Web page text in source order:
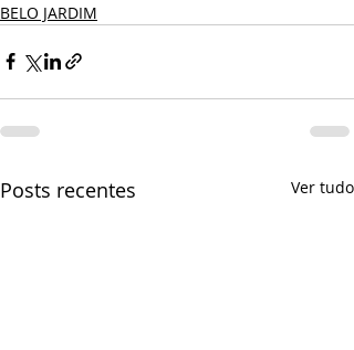
BELO JARDIM
Posts recentes Ver tudo